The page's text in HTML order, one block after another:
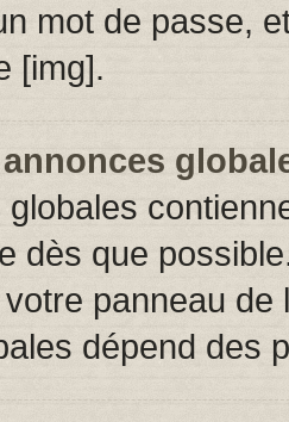
mot de passe,
[img].
dès que
panneau de
dépend des